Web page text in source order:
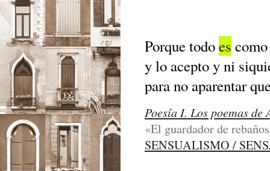
Porque todoes
y lo acepto y ni
para no aparentar
Poesía I. Los poemas
«El guardador de
SENSUALISMO /